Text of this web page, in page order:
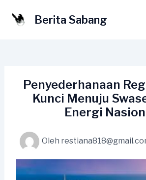
Berita Sabang
Penyederhanaan
Kunci Menuju
Energi
Oleh